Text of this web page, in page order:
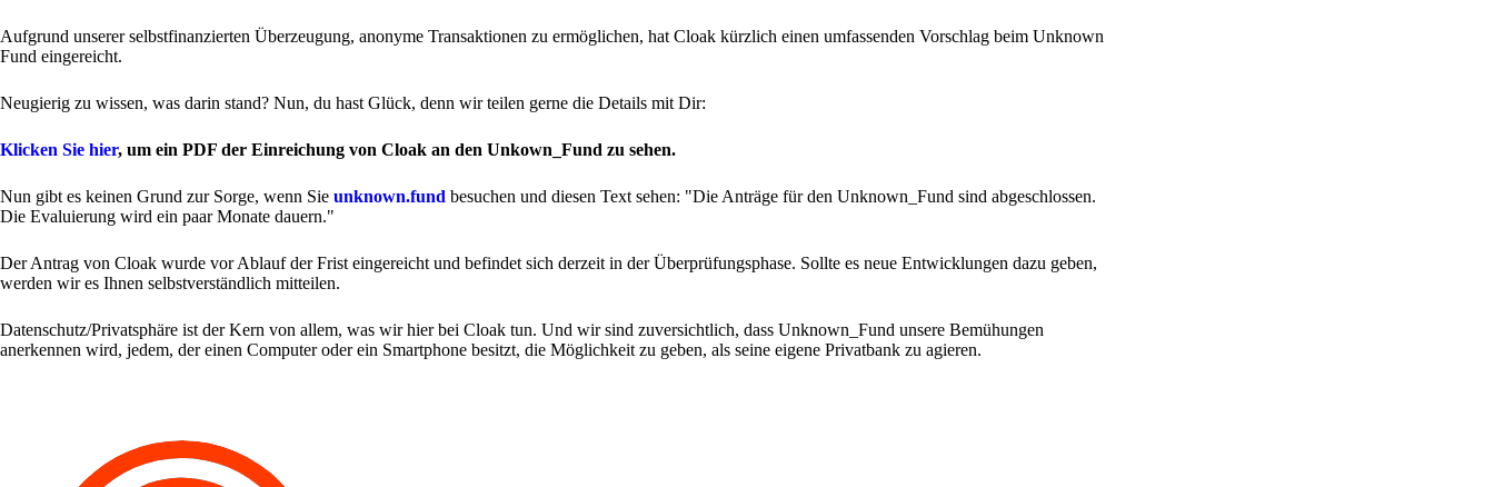
Aufgrund unserer selbstfinanzierten Überzeugung, anonyme Transaktionen zu ermöglichen, hat Cloak kürzlich einen umfassenden Vorschlag beim Unknown
Fund eingereicht.
Neugierig zu wissen, was darin stand? Nun, du hast Glück, denn wir teilen gerne die Details mit Dir:
Klicken Sie hier, um ein PDF der Einreichung von Cloak an den Unkown_Fund zu sehen.
Nun gibt es keinen Grund zur Sorge, wenn Sie unknown.fund besuchen und diesen Text sehen: "Die Anträge für den Unknown_Fund sind abgeschlossen.
Die Evaluierung wird ein paar Monate dauern."
Der Antrag von Cloak wurde vor Ablauf der Frist eingereicht und befindet sich derzeit in der Überprüfungsphase. Sollte es neue Entwicklungen dazu geben,
werden wir es Ihnen selbstverständlich mitteilen.
Datenschutz/Privatsphäre ist der Kern von allem, was wir hier bei Cloak tun. Und wir sind zuversichtlich, dass Unknown_Fund unsere Bemühungen
anerkennen wird, jedem, der einen Computer oder ein Smartphone besitzt, die Möglichkeit zu geben, als seine eigene Privatbank zu agieren.